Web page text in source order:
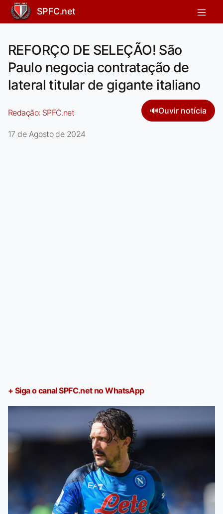
SPFC.net
REFORÇO DE SELEÇÃO! São
Paulo negocia contratação de
lateral titular de gigante italiano
Redação: SPFC.net 🔊Ouvir notícia
17 de Agosto de 2024
+ Siga o canal SPFC.net no WhatsApp